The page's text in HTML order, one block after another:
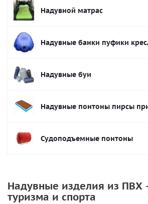
Надувной матрас
Надувные банки пуфики
Надувные буи
Надувные понтоны пирсы
Судоподъемные понтоны
Надувные изделия из ПВХ
туризма и спорта